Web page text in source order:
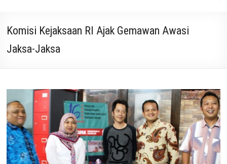
Komisi Kejaksaan RI Ajak Gemawan Awasi
Jaksa-Jaksa